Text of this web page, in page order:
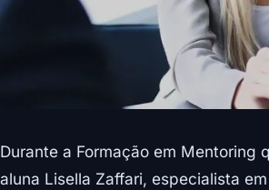
Durante a Formação em
aluna Lisella Zaffari, especialista